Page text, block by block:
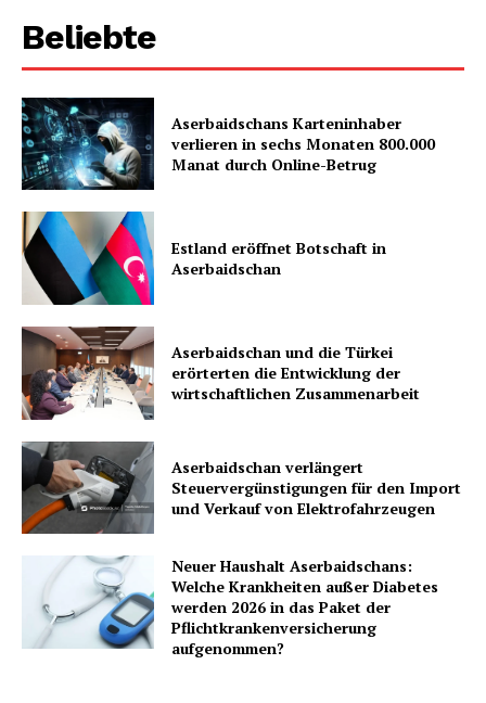
Beliebte
Aserbaidschans Karteninhaber
verlieren in sechs Monaten 800.000
Manat durch Online-Betrug
Estland eröffnet Botschaft in
Aserbaidschan
Aserbaidschan und die Türkei
erörterten die Entwicklung der
wirtschaftlichen Zusammenarbeit
Aserbaidschan verlängert
Steuervergünstigungen für den Import
und Verkauf von Elektrofahrzeugen
Neuer Haushalt Aserbaidschans:
Welche Krankheiten außer Diabetes
werden 2026 in das Paket der
Pflichtkrankenversicherung
aufgenommen?